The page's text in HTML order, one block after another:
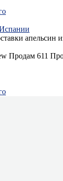
апельсин
Продам 611